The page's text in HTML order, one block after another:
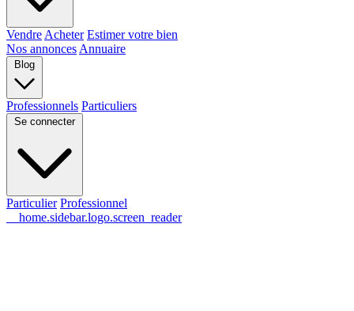
Vendre Acheter Estimer votre bien
Nos annonces Annuaire
Blog
Professionnels Particuliers
Se connecter
Particulier Professionnel
__home.sidebar.logo.screen_reader